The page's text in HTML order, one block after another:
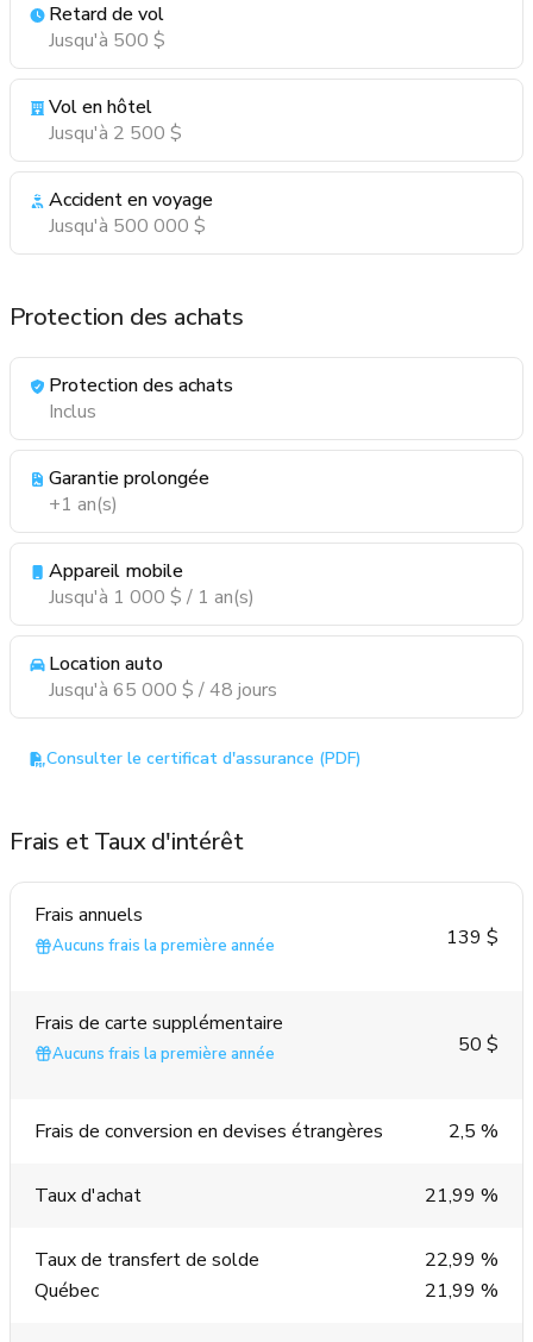
Retard de vol
Jusqu'à 500 $
Vol en hôtel
Jusqu'à 2 500 $
Accident en voyage
Jusqu'à 500 000 $
Protection des achats
Protection des achats
Inclus
Garantie prolongée
+1 an(s)
Appareil mobile
Jusqu'à 1 000 $ / 1 an(s)
Location auto
Jusqu'à 65 000 $ / 48 jours
Consulter le certificat d'assurance (PDF)
Frais et Taux d'intérêt
Frais annuels
Aucuns frais la première année 139 $
Frais de carte supplémentaire
Aucuns frais la première année 50 $
Frais de conversion en devises étrangères 2,5 %
Taux d'achat 21,99 %
Taux de transfert de solde
22,99 %
Québec
21,99 %